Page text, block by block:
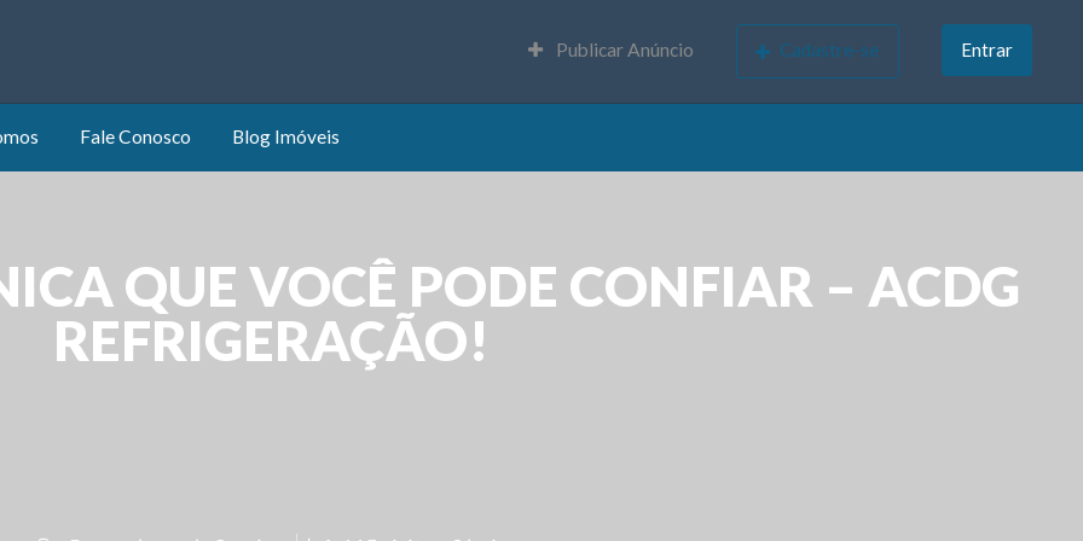
Publicar Anúncio Cadastre-se Entrar
Fale Conosco Blog Imóveis
QUE VOCÊ PODE CONFIAR – ACDG
REFRIGERAÇÃO!